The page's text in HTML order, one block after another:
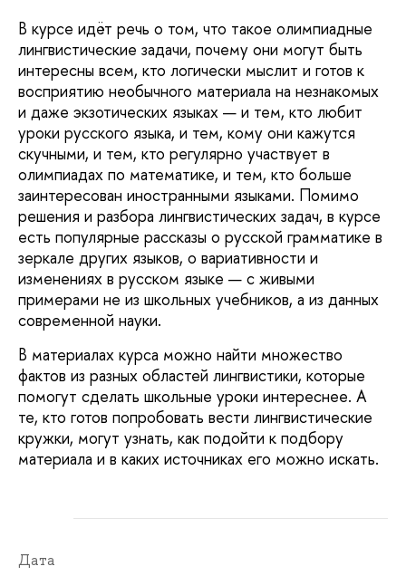
В курсе идёт речь о том, что такое олимпиадные
лингвистические задачи, почему они могут быть
интересны всем, кто логически мыслит и готов к
восприятию необычного материала на незнакомых
и даже экзотических языках — и тем, кто любит
уроки русского языка, и тем, кому они кажутся
скучными, и тем, кто регулярно участвует в
олимпиадах по математике, и тем, кто больше
заинтересован иностранными языками. Помимо
решения и разбора лингвистических задач, в курсе
есть популярные рассказы о русской грамматике в
зеркале других языков, о вариативности и
изменениях в русском языке — с живыми
примерами не из школьных учебников, а из данных
современной науки.
В материалах курса можно найти множество
фактов из разных областей лингвистики, которые
помогут сделать школьные уроки интереснее. А
те, кто готов попробовать вести лингвистические
кружки, могут узнать, как подойти к подбору
материала и в каких источниках его можно искать.
Дата